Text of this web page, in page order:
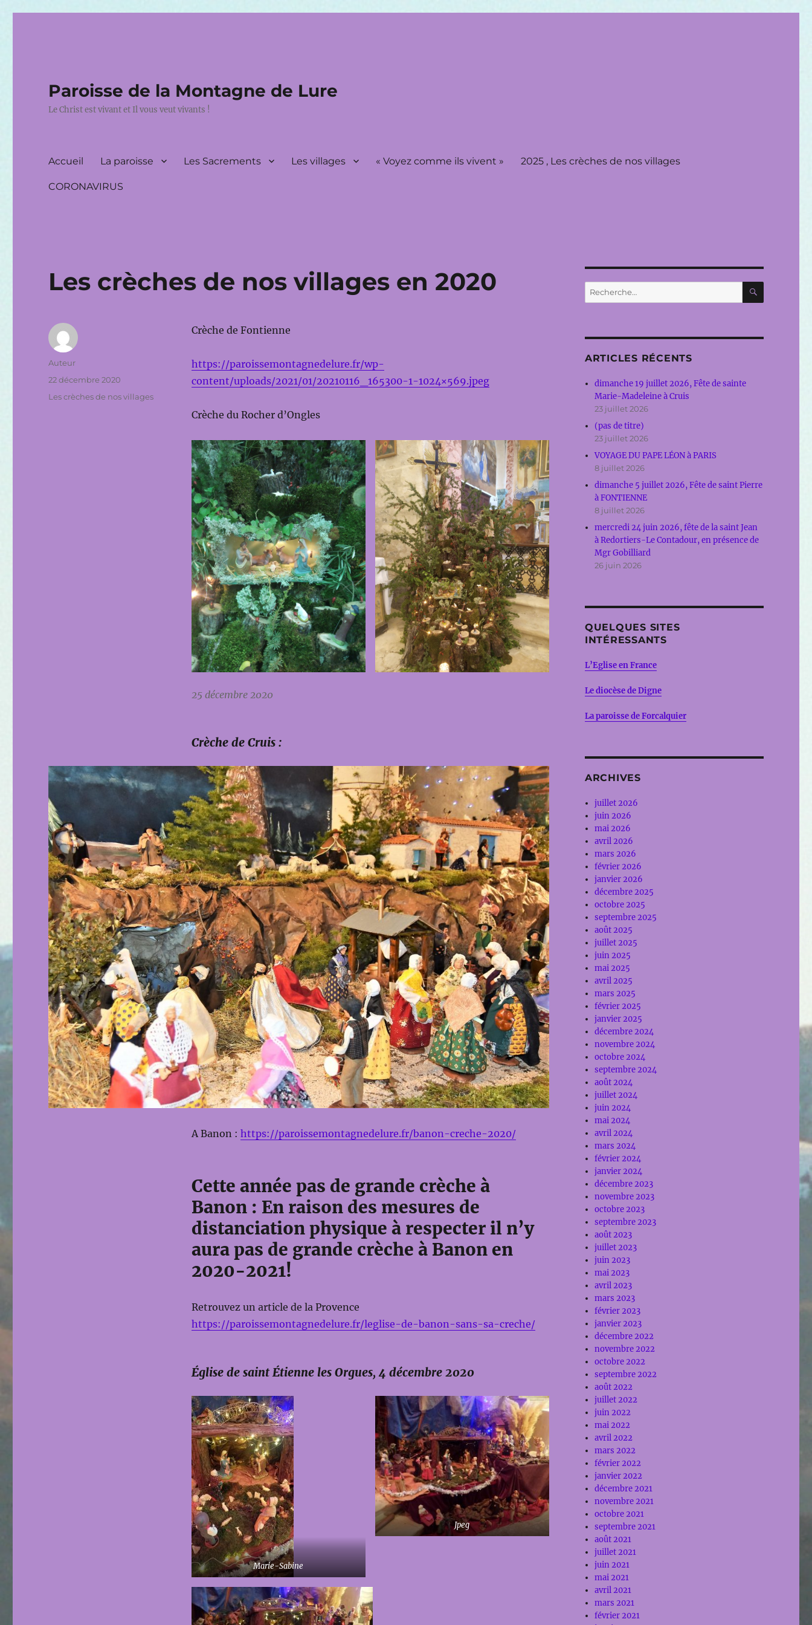
Paroisse de la Montagne de Lure
Le Christ est vivant et Il vous veut vivants !
Accueil La paroisse Les Sacrements Les villages « Voyez comme ils vivent » 2025 , Les crèches de nos villages
CORONAVIRUS
Les crèches de nos villages en 2020
Crèche de Fontienne
https://paroissemontagnedelure.fr/wp-
content/uploads/2021/01/20210116_165300-1-1024×569.jpeg
Crèche du Rocher d’Ongles
25 décembre 2020
Crèche de Cruis :
A Banon : https://paroissemontagnedelure.fr/banon-creche-2020/
Cette année pas de grande crèche à
Banon : En raison des mesures de
distanciation physique à respecter il n’y
aura pas de grande crèche à Banon en
2020-2021!
Retrouvez un article de la Provence
https://paroissemontagnedelure.fr/leglise-de-banon-sans-sa-creche/
Église de saint Étienne les Orgues, 4 décembre 2020
Marie-Sabine
Jpeg
Auteur
Auteur
Publié
22 décembre 2020
Catégories
Les crèches de nos villages
Recherche
pour :
ARTICLES RÉCENTS
dimanche 19 juillet 2026, Fête de sainte
Marie-Madeleine à Cruis
23 juillet 2026
(pas de titre)
23 juillet 2026
VOYAGE DU PAPE LÉON à PARIS
8 juillet 2026
dimanche 5 juillet 2026, Fête de saint Pierre
à FONTIENNE
8 juillet 2026
mercredi 24 juin 2026, fête de la saint Jean
à Redortiers-Le Contadour, en présence de
Mgr Gobilliard
26 juin 2026
QUELQUES SITES
INTÉRESSANTS
L’Eglise en France
Le diocèse de Digne
La paroisse de Forcalquier
ARCHIVES
juillet 2026
juin 2026
mai 2026
avril 2026
mars 2026
février 2026
janvier 2026
décembre 2025
octobre 2025
septembre 2025
août 2025
juillet 2025
juin 2025
mai 2025
avril 2025
mars 2025
février 2025
janvier 2025
décembre 2024
novembre 2024
octobre 2024
septembre 2024
août 2024
juillet 2024
juin 2024
mai 2024
avril 2024
mars 2024
février 2024
janvier 2024
décembre 2023
novembre 2023
octobre 2023
septembre 2023
août 2023
juillet 2023
juin 2023
mai 2023
avril 2023
mars 2023
février 2023
janvier 2023
décembre 2022
novembre 2022
octobre 2022
septembre 2022
août 2022
juillet 2022
juin 2022
mai 2022
avril 2022
mars 2022
février 2022
janvier 2022
décembre 2021
novembre 2021
octobre 2021
septembre 2021
août 2021
juillet 2021
juin 2021
mai 2021
avril 2021
mars 2021
février 2021